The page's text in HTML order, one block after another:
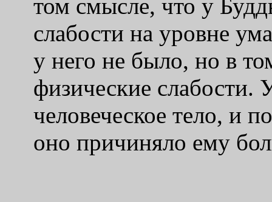
том смысле, что у
слабости на уровне
у него не было, но в
физические
человеческое тело, и
оно причиняло ему